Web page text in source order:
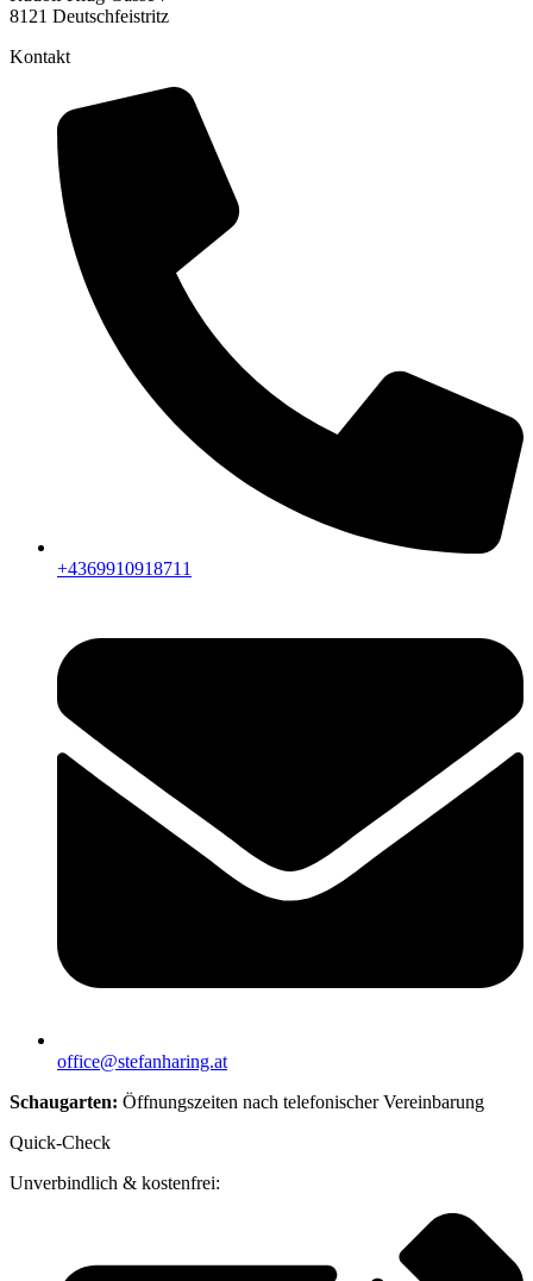
8121 Deutschfeistritz
Kontakt
+4369910918711
office@stefanharing.at
Schaugarten: Öffnungszeiten nach telefonischer Vereinbarung
Quick-Check
Unverbindlich & kostenfrei: